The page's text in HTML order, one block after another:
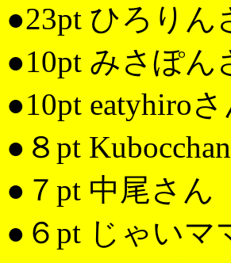
●23pt ひろりん
●10pt みさぽん
●10pt eatyhiro
●８pt
●７pt 中尾さん
●６pt じゃい